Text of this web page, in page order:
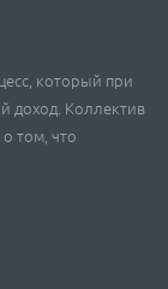
который при
доход. Коллектив
том, что